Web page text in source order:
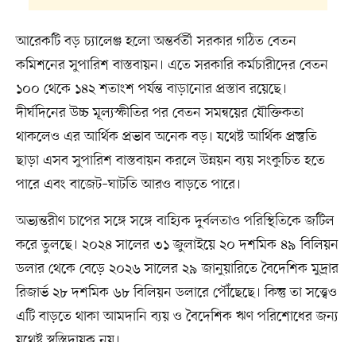
আরেকটি বড় চ্যালেঞ্জ হলো অন্তর্বর্তী সরকার গঠিত বেতন
কমিশনের সুপারিশ বাস্তবায়ন। এতে সরকারি কর্মচারীদের বেতন
১০০ থেকে ১৪২ শতাংশ পর্যন্ত বাড়ানোর প্রস্তাব রয়েছে।
দীর্ঘদিনের উচ্চ মূল্যস্ফীতির পর বেতন সমন্বয়ের যৌক্তিকতা
থাকলেও এর আর্থিক প্রভাব অনেক বড়। যথেষ্ট আর্থিক প্রস্তুতি
ছাড়া এসব সুপারিশ বাস্তবায়ন করলে উন্নয়ন ব্যয় সংকুচিত হতে
পারে এবং বাজেট–ঘাটতি আরও বাড়তে পারে।
অভ্যন্তরীণ চাপের সঙ্গে সঙ্গে বাহ্যিক দুর্বলতাও পরিস্থিতিকে জটিল
করে তুলছে। ২০২৪ সালের ৩১ জুলাইয়ে ২০ দশমিক ৪৯ বিলিয়ন
ডলার থেকে বেড়ে ২০২৬ সালের ২৯ জানুয়ারিতে বৈদেশিক মুদ্রার
রিজার্ভ ২৮ দশমিক ৬৮ বিলিয়ন ডলারে পৌঁছেছে। কিন্তু তা সত্ত্বেও
এটি বাড়তে থাকা আমদানি ব্যয় ও বৈদেশিক ঋণ পরিশোধের জন্য